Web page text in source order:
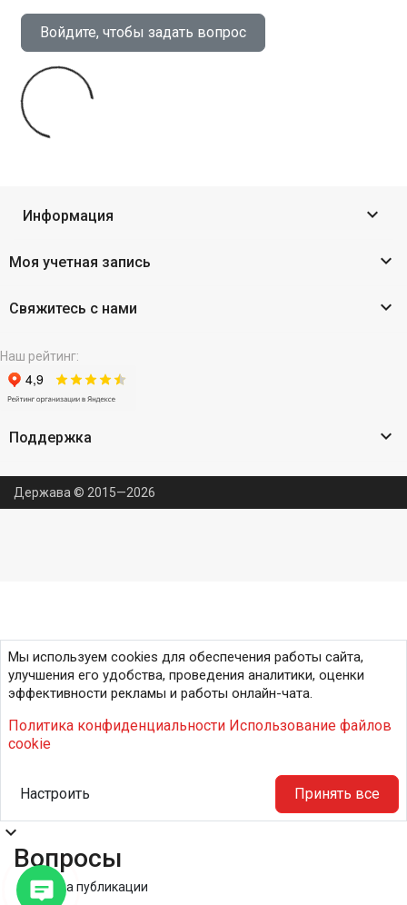
Войдите, чтобы задать вопрос
Информация 
Моя учетная запись 
Свяжитесь с нами 
Наш рейтинг:
Поддержка 
Держава © 2015—2026
Мы используем cookies для обеспечения работы сайта,
улучшения его удобства, проведения аналитики, оценки
эффективности рекламы и работы онлайн-чата.
Политика конфиденциальности Использование файлов
cookie
Настроить Принять все
expand_more
Вопросы
Правила публикации